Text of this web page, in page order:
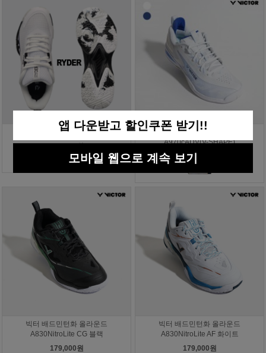
라이더 배드민턴화 RBS-8
빅터 배드민턴화 올라운드
A970cADV(V-SHAPE)
219,000원
빅터 배드민턴화 올라운드
A830NitroLite CG 블랙
179,000원
빅터 배드민턴화 올라운드
A830NitroLite AF 화이트
179,000원
앱 다운받고 할인쿠폰 받기!!
모바일 웹으로 계속 보기